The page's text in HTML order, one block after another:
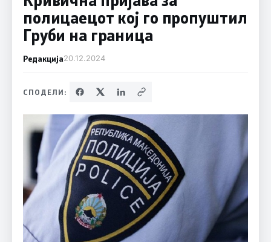
полицаецот кој го пропуштил
Груби на граница
Редакција20.12.2024
СПОДЕЛИ: